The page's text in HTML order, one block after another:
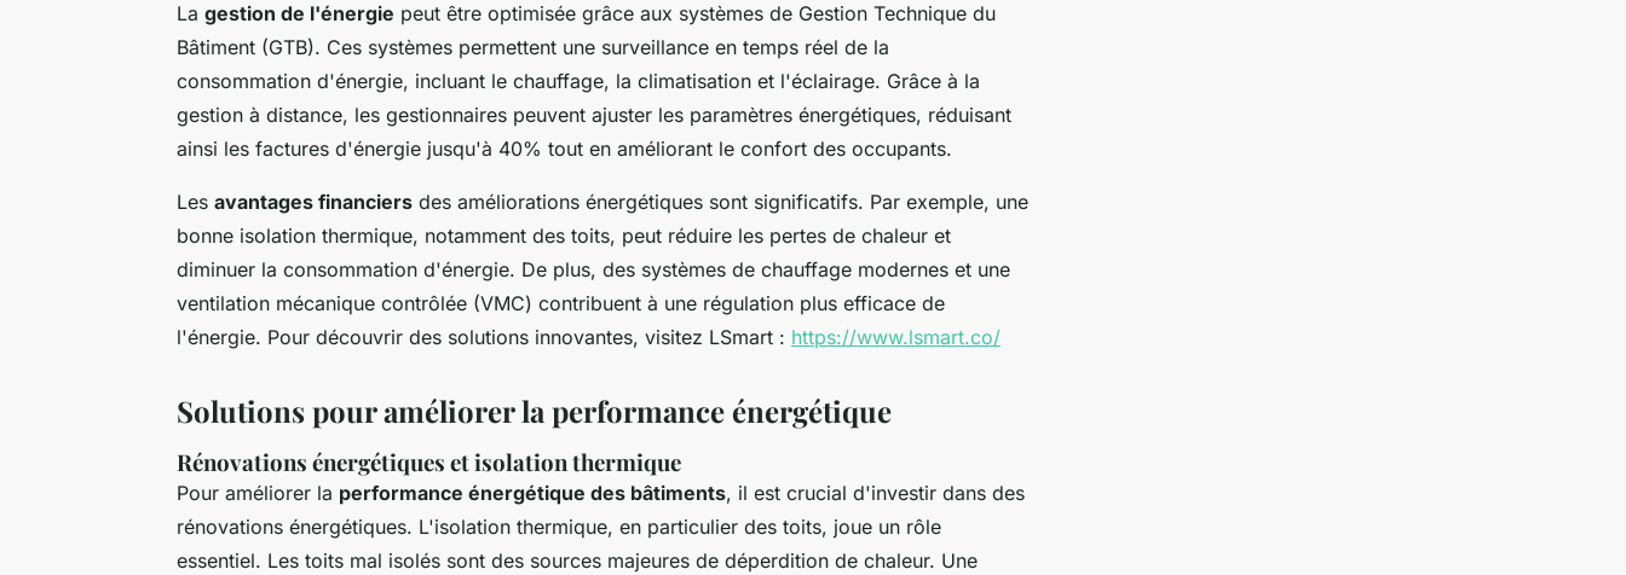
La gestion de l'énergie peut être optimisée grâce aux systèmes de Gestion Technique du
Bâtiment (GTB). Ces systèmes permettent une surveillance en temps réel de la
consommation d'énergie, incluant le chauffage, la climatisation et l'éclairage. Grâce à la
gestion à distance, les gestionnaires peuvent ajuster les paramètres énergétiques, réduisant
ainsi les factures d'énergie jusqu'à 40% tout en améliorant le confort des occupants.
Les avantages financiers des améliorations énergétiques sont significatifs. Par exemple, une
bonne isolation thermique, notamment des toits, peut réduire les pertes de chaleur et
diminuer la consommation d'énergie. De plus, des systèmes de chauffage modernes et une
ventilation mécanique contrôlée (VMC) contribuent à une régulation plus efficace de
l'énergie. Pour découvrir des solutions innovantes, visitez LSmart : https://www.lsmart.co/
Solutions pour améliorer la performance énergétique
Rénovations énergétiques et isolation thermique
Pour améliorer la performance énergétique des bâtiments, il est crucial d'investir dans des
rénovations énergétiques. L'isolation thermique, en particulier des toits, joue un rôle
essentiel. Les toits mal isolés sont des sources majeures de déperdition de chaleur. Une